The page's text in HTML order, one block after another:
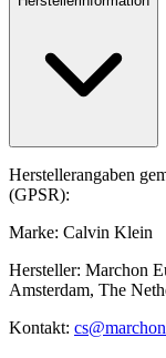
Herstellerangaben
(GPSR):
Marke: Calvin Klein
Hersteller: Marchon
Amsterdam, The
Kontakt: